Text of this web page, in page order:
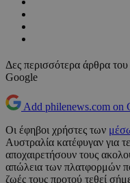
Δες περισσότερα άρθρα
Google
Add philenews.com on
Οι έφηβοι χρήστες των
Αυστραλία κατέφυγαν για
αποχαιρετήσουν τους
απώλεια των πλατφορμών
ζωές τους προτού τεθεί